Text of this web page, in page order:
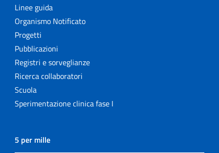
Linee guida
Organismo Notificato
Progetti
Pubblicazioni
Registri e sorveglianze
Ricerca collaboratori
Scuola
Sperimentazione clinica fase I
5 per mille